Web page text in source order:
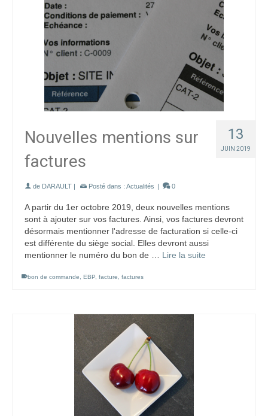
13
JUIN 2019
Nouvelles mentions sur
factures
de DARAULT | Posté dans : Actualités | 0
A partir du 1er octobre 2019, deux nouvelles mentions
sont à ajouter sur vos factures. Ainsi, vos factures devront
désormais mentionner l'adresse de facturation si celle-ci
est différente du siège social. Elles devront aussi
mentionner le numéro du bon de … Lire la suite
bon de commande EBP facture factures